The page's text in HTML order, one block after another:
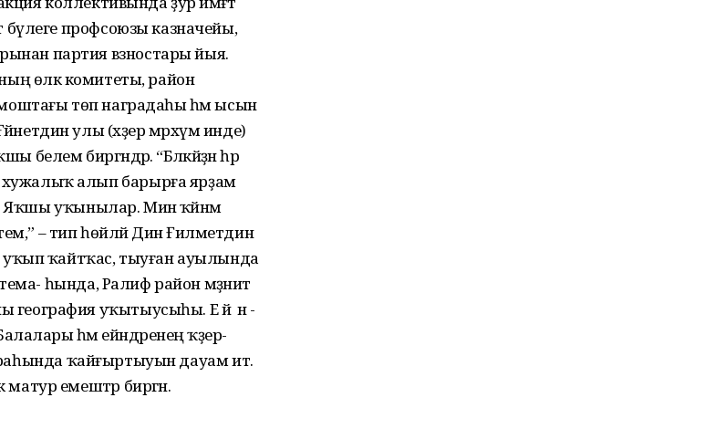
бүлеге профсоюзы казначейы,
партия взностары йыя.
өлкә комитеты, район
төп наградаһы һәм ысын
улы (хәҙер мәрхүм инде)
белем биргәндәр. “Бәләкәйҙән һәр
алып барырға ярҙам
Яҡшы уҡынылар. Мин ҡәйнәм
– тип һөйләй Динә Ғилметдин
уҡып ҡайтҡас, тыуған ауылында
һында, Ралиф район мәҙәниәт
география уҡытыусыһы. Е й ә н -
Балалары һәм ейәндәренең ҡәҙер-
тураһында ҡайғыртыуын дауам итә.
емештәр биргән.